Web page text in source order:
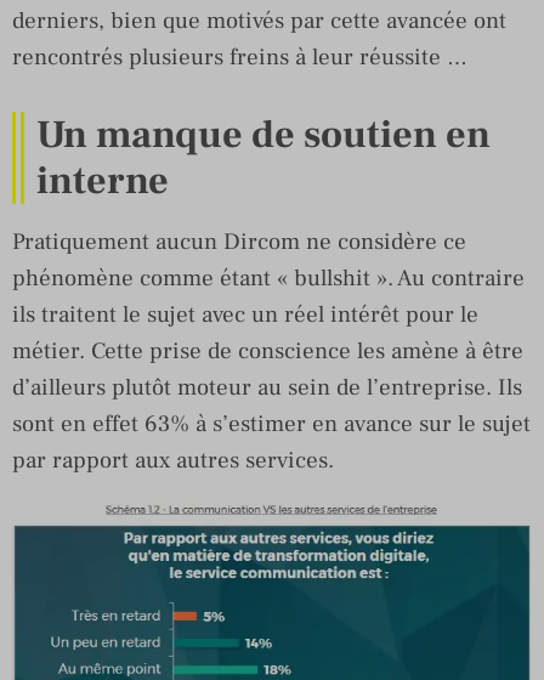
derniers, bien que motivés par cette avancée ont
rencontrés plusieurs freins à leur réussite …
Un manque de soutien en
interne
Pratiquement aucun Dircom ne considère ce
phénomène comme étant « bullshit ». Au contraire
ils traitent le sujet avec un réel intérêt pour le
métier. Cette prise de conscience les amène à être
d’ailleurs plutôt moteur au sein de l’entreprise. Ils
sont en effet 63% à s’estimer en avance sur le sujet
par rapport aux autres services.